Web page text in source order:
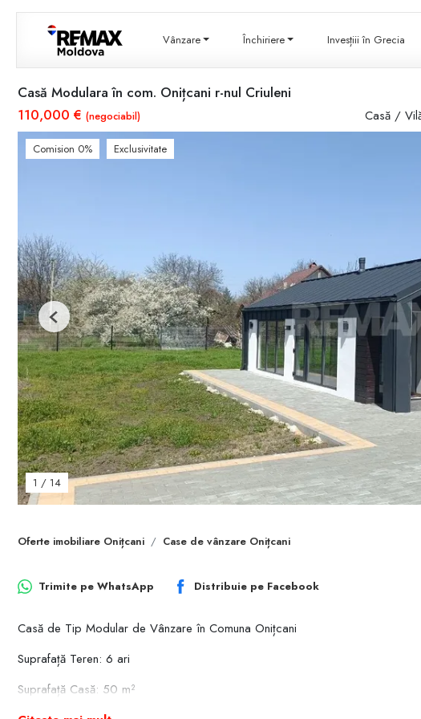
Vânzare Închiriere Invesțiii în Grecia
Casă Modulara în com. Onițcani r-nul Criuleni
110,000 € (negociabil) Casă /
Comision 0% Exclusivitate
1 / 14
Previous
Oferte imobiliare Onițcani Case de vânzare Onițcani
Trimite pe WhatsApp Distribuie pe Facebook
Casă de Tip Modular de Vânzare în Comuna Onițcani
Suprafață Teren: 6 ari
Suprafață Casă: 50 m²